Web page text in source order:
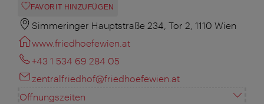
FAVORIT HINZUFÜGEN
Simmeringer Hauptstraße 234, Tor 2, 1110 Wien
www.friedhoefewien.at
+43 1 534 69 284 05
zentralfriedhof@friedhoefewien.at
Öffnungszeiten